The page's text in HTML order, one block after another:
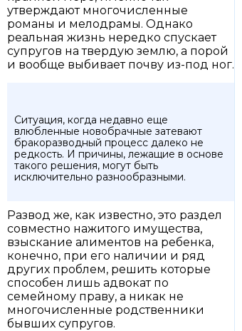
утверждают многочисленные
романы и мелодрамы. Однако
реальная жизнь нередко спускает
супругов на твердую землю, а порой
и вообще выбивает почву из-под ног.
Ситуация, когда недавно еще
влюбленные новобрачные затевают
бракоразводный процесс далеко не
редкость. И причины, лежащие в основе
такого решения, могут быть
исключительно разнообразными.
Развод же, как известно, это раздел
совместно нажитого имущества,
взыскание алиментов на ребенка,
конечно, при его наличии и ряд
других проблем, решить которые
способен лишь адвокат по
семейному праву, а никак не
многочисленные родственники
бывших супругов.